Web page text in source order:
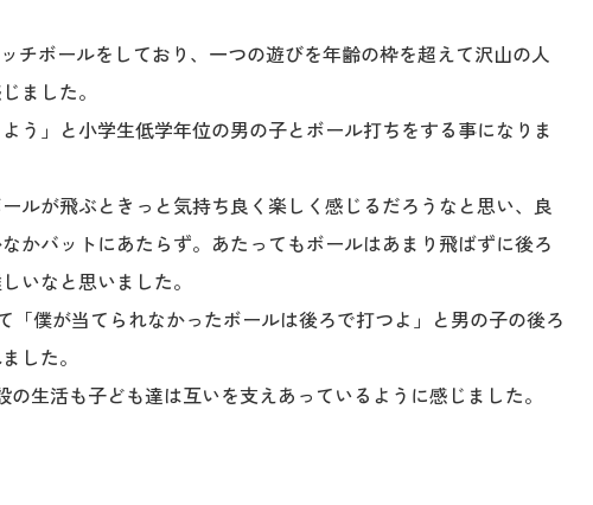
チボールをしており、一つの遊びを年齢の枠を超えて沢山の人
ました。
う」と小学生低学年位の男の子とボール打ちをする事になりま
ルが飛ぶときっと気持ち良く楽しく感じるだろうなと思い、良
かバットにあたらず。あたってもボールはあまり飛ばずに後ろ
いなと思いました。
「僕が当てられなかったボールは後ろで打つよ」と男の子の後ろ
した。
生活も子ども達は互いを支えあっているように感じました。